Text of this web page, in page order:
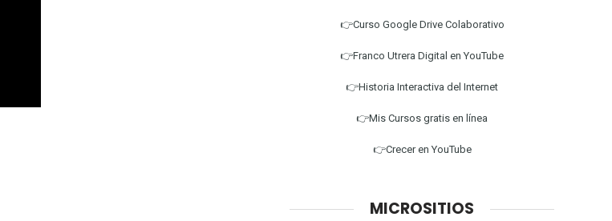
👉Curso Google Drive Colaborativo
👉Franco Utrera Digital en YouTube
👉Historia Interactiva del Internet
👉Mis Cursos gratis en línea
👉Crecer en YouTube
MICROSITIOS